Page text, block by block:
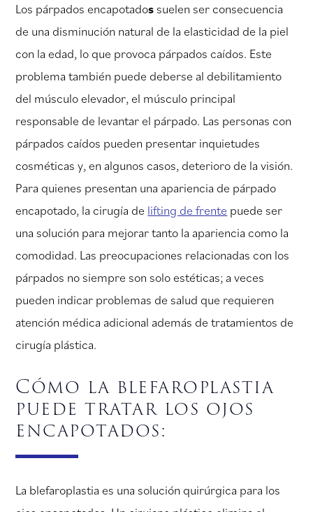
Los párpados encapotadossuelen ser consecuencia
de una disminución natural de la elasticidad de la piel
con la edad, lo que provoca párpados caídos. Este
problema también puede deberse al debilitamiento
del músculo elevador, el músculo principal
responsable de levantar el párpado. Las personas con
párpados caídos pueden presentar inquietudes
cosméticas y, en algunos casos, deterioro de la visión.
Para quienes presentan una apariencia de párpado
encapotado, la cirugía de lifting de frente puede ser
una solución para mejorar tanto la apariencia como la
comodidad. Las preocupaciones relacionadas con los
párpados no siempre son solo estéticas; a veces
pueden indicar problemas de salud que requieren
atención médica adicional además de tratamientos de
cirugía plástica.
Cómo la blefaroplastia
puede tratar los ojos
encapotados:
La blefaroplastia es una solución quirúrgica para los